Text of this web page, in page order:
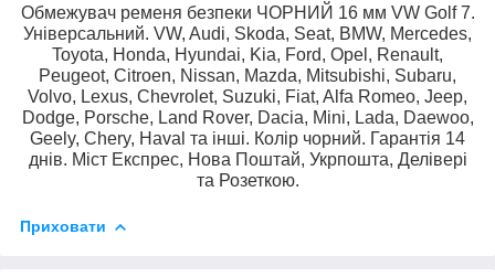
Обмежувач ременя безпеки ЧОРНИЙ 16 мм VW Golf 7.
Універсальний. VW, Audi, Skoda, Seat, BMW, Mercedes,
Toyota, Honda, Hyundai, Kia, Ford, Opel, Renault,
Peugeot, Citroen, Nissan, Mazda, Mitsubishi, Subaru,
Volvo, Lexus, Chevrolet, Suzuki, Fiat, Alfa Romeo, Jeep,
Dodge, Porsche, Land Rover, Dacia, Mini, Lada, Daewoo,
Geely, Chery, Haval та інші. Колір чорний. Гарантія 14
днів. Міст Експрес, Нова Поштай, Укрпошта, Делівері
та Розеткою.
Приховати